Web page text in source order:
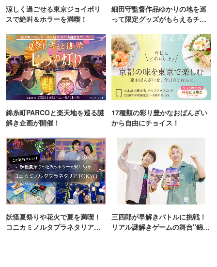
涼しく過ごせる東京ジョイポリ
スで絶叫＆ホラーを満喫！
細田守監督作品ゆかりの地を巡
って限定グッズがもらえるチャ
錦糸町PARCOと楽天地を巡る謎
解き企画が開催！
17種類の彩り豊かなおばんざい
から自由にチョイス！
妖怪夏祭りや花火で夏を満喫！
コニカミノルタプラネタリア
三四郎が早解きバトルに挑戦！
リアル謎解きゲームの舞台"錦糸